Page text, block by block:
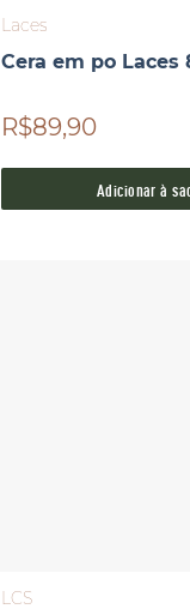
Laces
Cera em po Laces
R$89,90
Adicionar à
LCS